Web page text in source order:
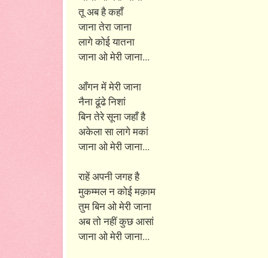
तू अब है कहाँ
जाना तेरा जाना
लागे कोई यातना
जाना ओ मेरी जाना...
आँगन में मेरी जाना
नैना ढूंढे निशां
बिन तेरे सूना जहाँ है
अकेला सा लागे मकां
जाना ओ मेरी जाना...
राहें अपनी जगह है
मुकम्मल न कोई मक़ाम
तुम बिन ओ मेरी जाना
अब तो नहीं कुछ आसां
जाना ओ मेरी जाना...